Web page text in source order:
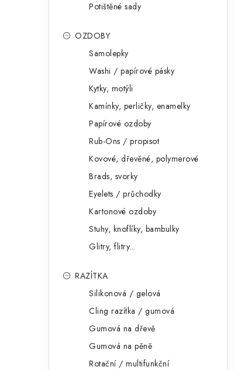
Potištěné sady
OZDOBY
Samolepky
Washi / papírové pásky
Kytky, motýli
Kamínky, perličky, enamelky
Papírové ozdoby
Rub-Ons / propisot
Kovové, dřevěné, polymerové
Brads, svorky
Eyelets / průchodky
Kartonové ozdoby
Stuhy, knoflíky, bambulky
Glitry, flitry...
RAZÍTKA
Silikonová / gelová
Cling razítka / gumová
Gumová na dřevě
Gumová na pěně
Rotační / multifunkční